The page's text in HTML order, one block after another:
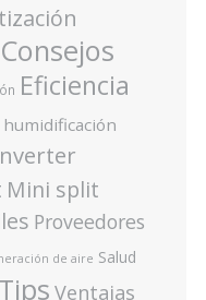
Consejos
Eficiencia
humidificación
Mini split
Proveedores
de aire Salud
Tips Ventajas